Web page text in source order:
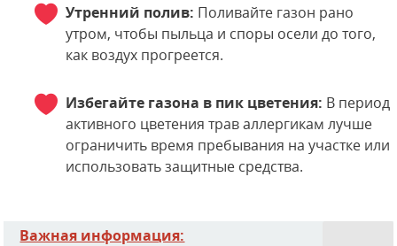
Утренний полив: Поливайте газон рано
утром, чтобы пыльца и споры осели до того,
как воздух прогреется.
Избегайте газона в пик цветения: В период
активного цветения трав аллергикам лучше
ограничить время пребывания на участке или
использовать защитные средства.
Важная информация: